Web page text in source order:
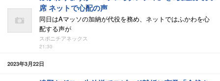
席 ネットで心配の声
同日はAマッソの加納が代役を務め、ネットではふかわを心
配する声が
スポニチアネックス
21:30
2023年3月22日